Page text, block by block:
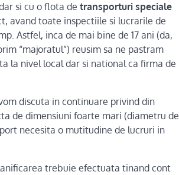
si cu o flota de transporturi speciale
avand toate inspectiile si lucrarile de
Astfel, inca de mai bine de 17 ani (da,
“majoratul”) reusim sa ne pastram
la nivel local dar si national ca firma de
discuta in continuare privind din
de dimensiuni foarte mari (diametru de
necesita o mutitudine de lucruri in
trebuie efectuata tinand cont